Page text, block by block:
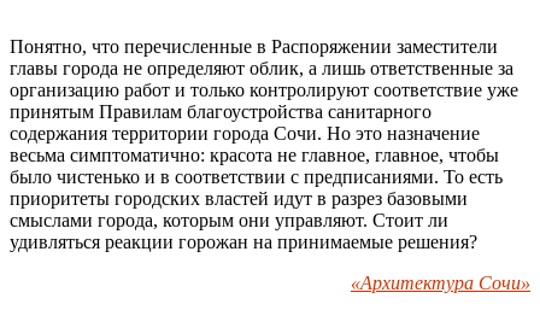
Понятно, что перечисленные в Распоряжении заместители
главы города не определяют облик, а лишь ответственные за
организацию работ и только контролируют соответствие уже
принятым Правилам благоустройства санитарного
содержания территории города Сочи. Но это назначение
весьма симптоматично: красота не главное, главное, чтобы
было чистенько и в соответствии с предписаниями. То есть
приоритеты городских властей идут в разрез базовыми
смыслами города, которым они управляют. Стоит ли
удивляться реакции горожан на принимаемые решения?
«Архитектура Сочи»